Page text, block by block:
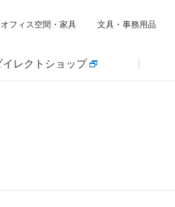
オフィス空間・家具 文具・事務用品
イレクトショップ